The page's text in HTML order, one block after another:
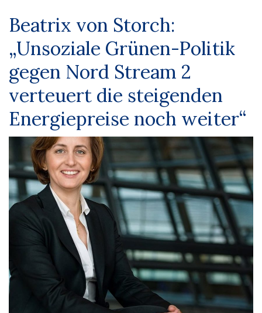
Beatrix von Storch:
„Unsoziale Grünen-Politik
gegen Nord Stream 2
verteuert die steigenden
Energiepreise noch weiter“